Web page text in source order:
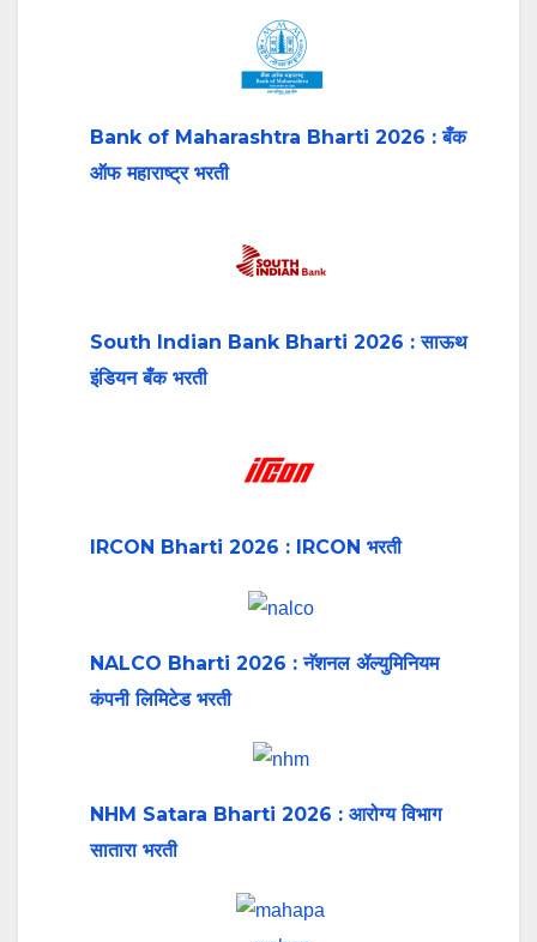
Bank of Maharashtra Bharti 2026 : बँक
ऑफ महाराष्ट्र भरती
South Indian Bank Bharti 2026 : साऊथ
इंडियन बँक भरती
IRCON Bharti 2026 : IRCON भरती
NALCO Bharti 2026 : नॅशनल ॲल्युमिनियम
कंपनी लिमिटेड भरती
NHM Satara Bharti 2026 : आरोग्य विभाग
सातारा भरती